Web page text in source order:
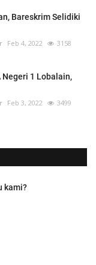
Bareskrim Selidiki
Feb 4, 2022 3158
1 Lobalain,
Feb 3, 2022 3499
kami?